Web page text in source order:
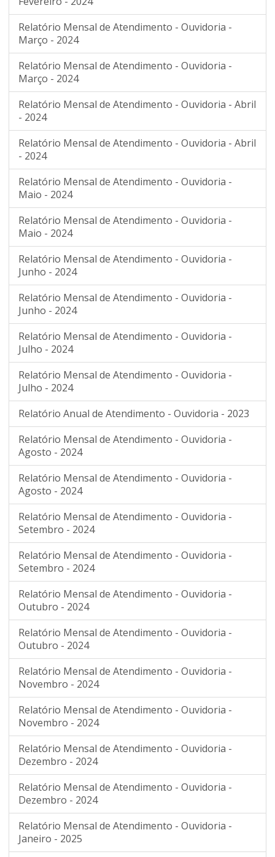
Relatório Mensal de Atendimento - Ouvidoria -
Março - 2024
Relatório Mensal de Atendimento - Ouvidoria -
Março - 2024
Relatório Mensal de Atendimento - Ouvidoria - Abril
- 2024
Relatório Mensal de Atendimento - Ouvidoria - Abril
- 2024
Relatório Mensal de Atendimento - Ouvidoria -
Maio - 2024
Relatório Mensal de Atendimento - Ouvidoria -
Maio - 2024
Relatório Mensal de Atendimento - Ouvidoria -
Junho - 2024
Relatório Mensal de Atendimento - Ouvidoria -
Junho - 2024
Relatório Mensal de Atendimento - Ouvidoria -
Julho - 2024
Relatório Mensal de Atendimento - Ouvidoria -
Julho - 2024
Relatório Anual de Atendimento - Ouvidoria - 2023
Relatório Mensal de Atendimento - Ouvidoria -
Agosto - 2024
Relatório Mensal de Atendimento - Ouvidoria -
Agosto - 2024
Relatório Mensal de Atendimento - Ouvidoria -
Setembro - 2024
Relatório Mensal de Atendimento - Ouvidoria -
Setembro - 2024
Relatório Mensal de Atendimento - Ouvidoria -
Outubro - 2024
Relatório Mensal de Atendimento - Ouvidoria -
Outubro - 2024
Relatório Mensal de Atendimento - Ouvidoria -
Novembro - 2024
Relatório Mensal de Atendimento - Ouvidoria -
Novembro - 2024
Relatório Mensal de Atendimento - Ouvidoria -
Dezembro - 2024
Relatório Mensal de Atendimento - Ouvidoria -
Dezembro - 2024
Relatório Mensal de Atendimento - Ouvidoria -
Janeiro - 2025